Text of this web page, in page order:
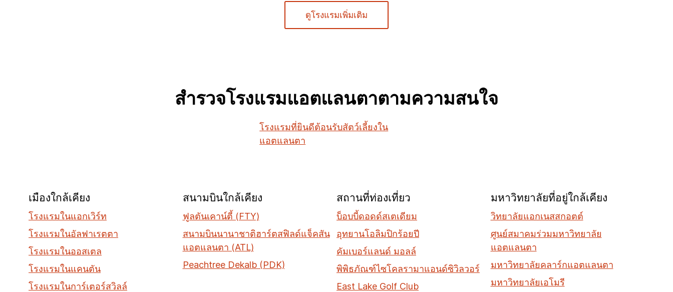
ดูโรงแรมเพิ่มเติม
สำรวจโรงแรมแอตแลนตาตามความสนใจ
โรงแรมที่ยินดีต้อนรับสัตว์เลี้ยงใน
แอตแลนตา
เมืองใกล้เคียง
โรงแรมในแอกเวิร์ท
โรงแรมในอัลฟาเรตตา
โรงแรมในออสเตล
โรงแรมในแคนตัน
โรงแรมในการ์เตอร์สวิลล์
สนามบินใกล้เคียง
ฟูลตันเคาน์ตี้ (FTY)
สนามบินนานาชาติฮาร์ตสฟิลด์แจ็คสัน
แอตแลนตา (ATL)
Peachtree Dekalb (PDK)
สถานที่ท่องเที่ยว
บ็อบบี้ดอดด์สเตเดียม
อุทยานโอลิมปิกร้อยปี
คัมเบอร์แลนด์ มอลล์
พิพิธภัณฑ์ไซโคลรามาแอนด์ซิวิลวอร์
East Lake Golf Club
มหาวิทยาลัยที่อยู่ใกล้เคียง
วิทยาลัยแอกเนสสกอตต์
ศูนย์สมาคมร่วมมหาวิทยาลัย
แอตแลนตา
มหาวิทยาลัยคลาร์กแอตแลนตา
มหาวิทยาลัยเอโมรี